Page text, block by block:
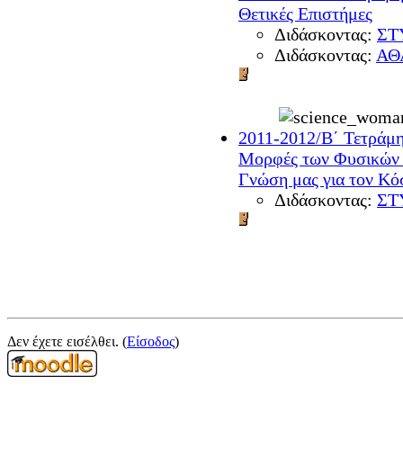
Θετικές Επιστήμες
Διδάσκοντας:
Διδάσκοντας:
2011-2012/Β΄
Μορφές των Φυσικών
Γνώση μας για τον
Διδάσκοντας:
Δεν έχετε εισέλθει. (Είσοδος)